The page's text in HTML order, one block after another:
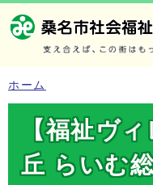
ホーム
【福祉ヴ
丘 らいむ